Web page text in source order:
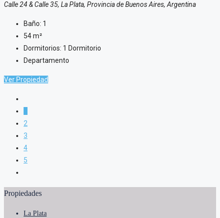
Calle 24 & Calle 35, La Plata, Provincia de Buenos Aires, Argentina
Baño: 1
54m²
Dormitorios: 1 Dormitorio
Departamento
Ver Propiedad
2
3
4
5
Propiedades
La Plata